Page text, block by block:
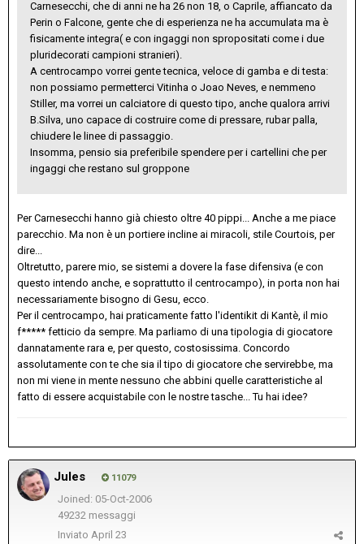
Carnesecchi, che di anni ne ha 26 non 18, o Caprile, affiancato da
Perin o Falcone, gente che di esperienza ne ha accumulata ma è
fisicamente integra( e con ingaggi non spropositati come i due
pluridecorati campioni stranieri).
A centrocampo vorrei gente tecnica, veloce di gamba e di testa:
non possiamo permetterci Vitinha o Joao Neves, e nemmeno
Stiller, ma vorrei un calciatore di questo tipo, anche qualora arrivi
B.Silva, uno capace di costruire come di pressare, rubar palla,
chiudere le linee di passaggio.
Insomma, pensio sia preferibile spendere per i cartellini che per
ingaggi che restano sul groppone
Per Carnesecchi hanno già chiesto oltre 40 pippi... Anche a me piace
parecchio. Ma non è un portiere incline ai miracoli, stile Courtois, per
dire...
Oltretutto, parere mio, se sistemi a dovere la fase difensiva (e con
questo intendo anche, e soprattutto il centrocampo), in porta non hai
necessariamente bisogno di Gesu, ecco.
Per il centrocampo, hai praticamente fatto l'identikit di Kantè, il mio
f***** fetticio da sempre. Ma parliamo di una tipologia di giocatore
dannatamente rara e, per questo, costosissima. Concordo
assolutamente con te che sia il tipo di giocatore che servirebbe, ma
non mi viene in mente nessuno che abbini quelle caratteristiche al
fatto di essere acquistabile con le nostre tasche... Tu hai idee?
Jules 11079
Joined: 05-Oct-2006
49232 messaggi
Inviato April 23